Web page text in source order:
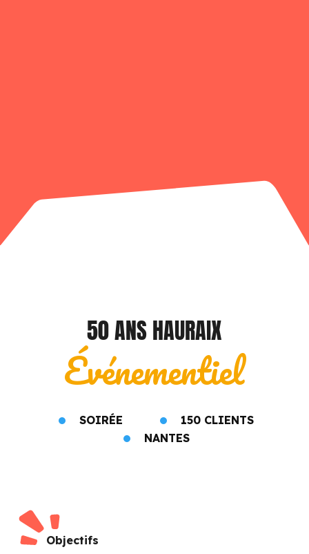
50 ANS HAURAIX
Événementiel
SOIRÉE
150 CLIENTS
NANTES
Objectifs